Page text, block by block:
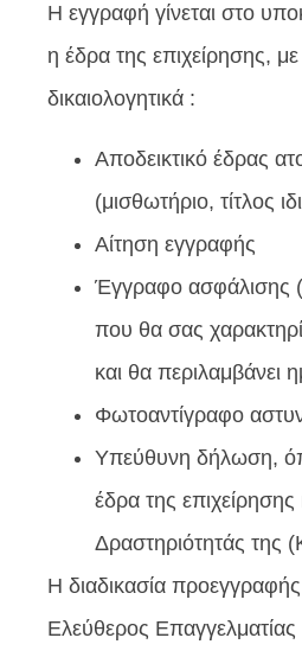
Η εγγραφή γίνεται στο
η έδρα της επιχείρησης,
δικαιολογητικά :
Αποδεικτικό έδρας
(μισθωτήριο, τίτλος
Αίτηση εγγραφής
Έγγραφο
που θα σας
και θα περιλαμβάνει
Φωτοαντίγραφο
Υπεύθυνη δήλωση,
έδρα της
Δραστηριότητάς της
Η διαδικασία
Ελεύθερος Επαγγελματίας